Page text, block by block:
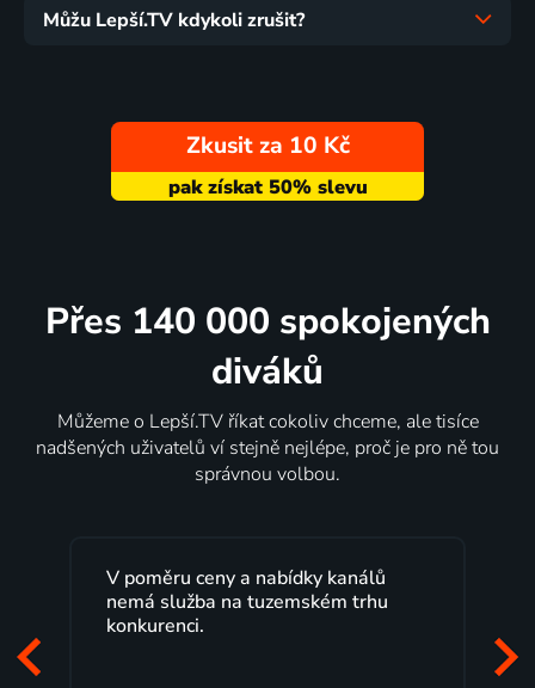
Můžu Lepší.TV kdykoli zrušit?
Zkusit za 10 Kč
Přes 140 000 spokojených
diváků
Můžeme o Lepší.TV říkat cokoliv chceme, ale tisíce
nadšených uživatelů ví stejně nejlépe, proč je pro ně tou
správnou volbou.
V poměru ceny a nabídky kanálů
nemá služba na tuzemském trhu
konkurenci.